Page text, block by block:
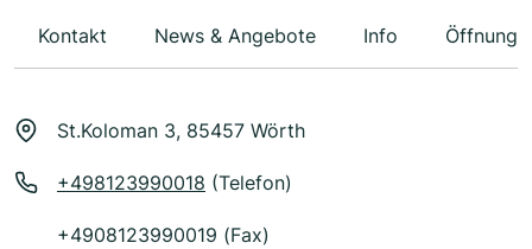
Kontakt News & Angebote Info
St.Koloman 3, 85457 Wörth
+498123990018 (Telefon)
+4908123990019 (Fax)